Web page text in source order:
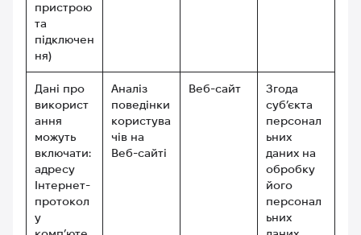
пристрою
та
підключен
ня)
Дані про
використ
ання
можуть
включати:
адресу
Інтернет-
протокол
у
Аналіз
поведінки
користува
чів на
Веб-сайті
Веб-сайт
Згода
суб’єкта
персонал
ьних
даних на
обробку
його
персонал
ьних